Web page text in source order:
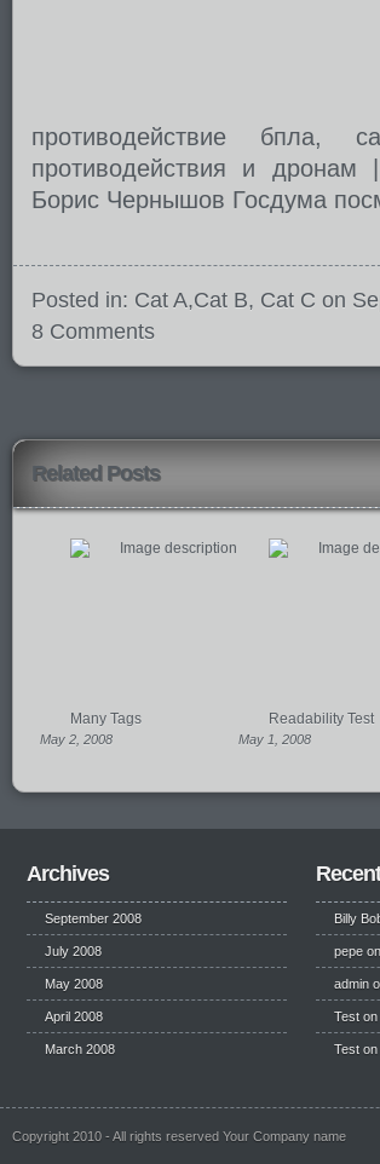
противодействие бпла,
противодействия и дронам
Борис Чернышов Госдума
Posted in: Cat A,Cat B, Cat C on
8 Comments
Related Posts
Many Tags
May 2, 2008
Readability Test
May 1, 2008
Archives
September 2008
July 2008
May 2008
April 2008
March 2008
Billy
pepe on
admin
Test on
Test on
Copyright 2010 - All rights reserved Your Company name